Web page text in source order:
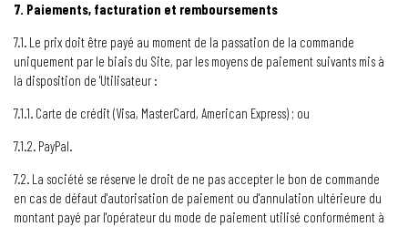
7. Paiements, facturation et remboursements
7.1. Le prix doit être payé au moment de la passation de la commande
uniquement par le biais du Site, par les moyens de paiement suivants mis à
la disposition de 'Utilisateur :
7.1.1. Carte de crédit (Visa, MasterCard, American Express) ; ou
7.1.2. PayPal.
7.2. La société se réserve le droit de ne pas accepter le bon de commande
en cas de défaut d'autorisation de paiement ou d'annulation ultérieure du
montant payé par l'opérateur du mode de paiement utilisé conformément à